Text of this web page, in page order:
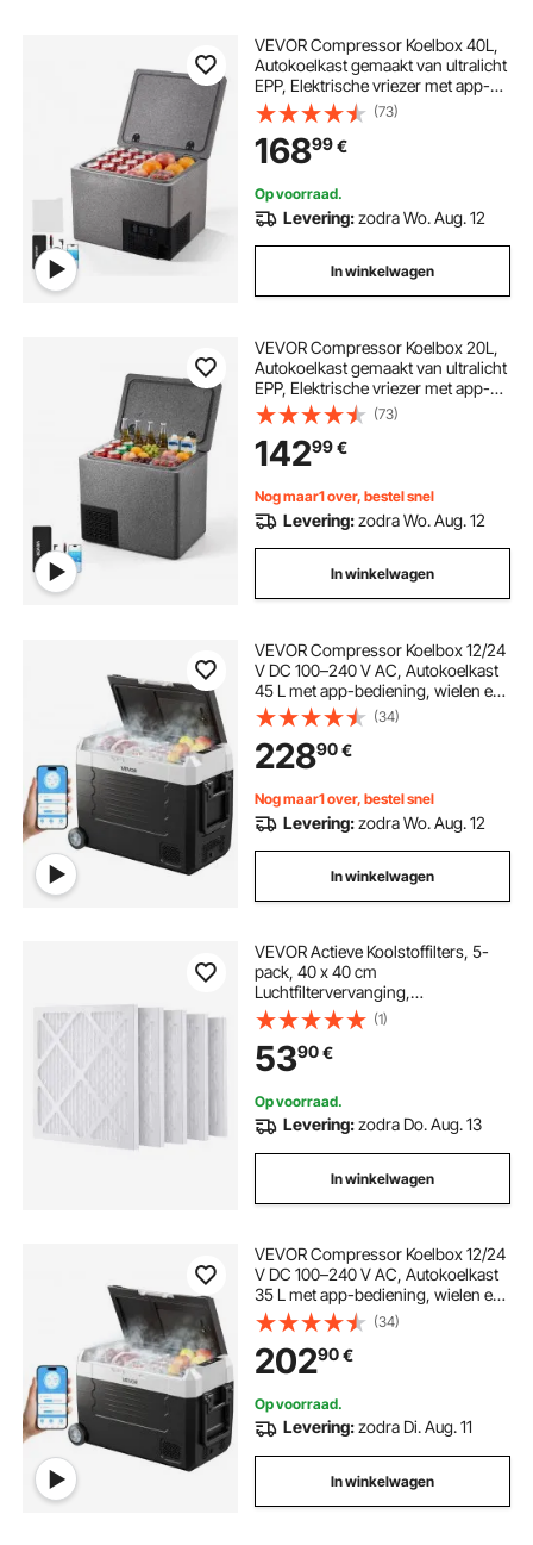
VEVOR Compressor Koelbox 40L,
Autokoelkast gemaakt van ultralicht
EPP, Elektrische vriezer met app-
bediening, 12V/24V DC, -10°C tot
10°C, voor vrachtwagens,
bestelwagens, campers, SUV's,
boten, reizen en kamperen
(73)
16899€
Op voorraad.
Levering:zodra Wo. Aug. 12
In winkelwagen
VEVOR Compressor Koelbox 20L,
Autokoelkast gemaakt van ultralicht
EPP, Elektrische vriezer met app-
bediening, 12V/24V DC, -10°C tot
10°C, voor vrachtwagens,
bestelwagens, campers, SUV's,
boten, reizen en kamperen
(73)
14299€
Nog maar1 over, bestel snel
Levering:zodra Wo. Aug. 12
In winkelwagen
VEVOR Compressor Koelbox 12/24
V DC 100–240 V AC, Autokoelkast
45 L met app-bediening, wielen en
2 temperatuurzones (-20 °C tot 20
°C), Draagbare koelkast voor
campers, boten, kamperen en
vissen
(34)
22890€
Nog maar1 over, bestel snel
Levering:zodra Wo. Aug. 12
In winkelwagen
VEVOR Actieve Koolstoffilters, 5-
pack, 40 x 40 cm
Luchtfiltervervanging,
Hoogrendementsfilters Niveau 1,
Compatibel met BlueDri en VEVOR
Scrubber, Luchtreiniger, Apparatuur
voor waterschadeherstel
(1)
5390€
Op voorraad.
Levering:zodra Do. Aug. 13
In winkelwagen
VEVOR Compressor Koelbox 12/24
V DC 100–240 V AC, Autokoelkast
35 L met app-bediening, wielen en
2 temperatuurzones (-20 °C tot 20
°C), Draagbare koelkast voor
campers, boten, kamperen en
vissen
(34)
20290€
Op voorraad.
Levering:zodra Di. Aug. 11
In winkelwagen